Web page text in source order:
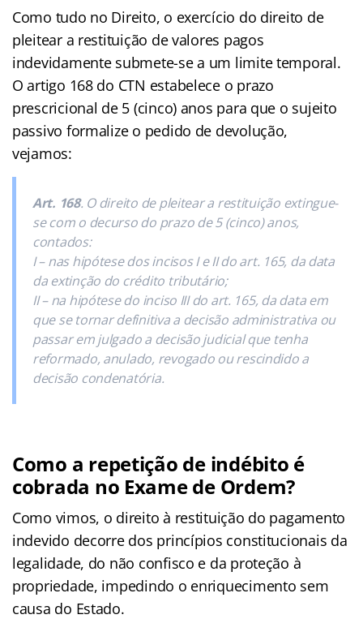
Como tudo no Direito, o exercício do direito de
pleitear a restituição de valores pagos
indevidamente submete-se a um limite temporal.
O artigo 168 do CTN estabelece o prazo
prescricional de 5 (cinco) anos para que o sujeito
passivo formalize o pedido de devolução,
vejamos:
Art. 168. O direito de pleitear a restituição extingue-
se com o decurso do prazo de 5 (cinco) anos,
contados:
I – nas hipótese dos incisos I e II do art. 165, da data
da extinção do crédito tributário;
II – na hipótese do inciso III do art. 165, da data em
que se tornar definitiva a decisão administrativa ou
passar em julgado a decisão judicial que tenha
reformado, anulado, revogado ou rescindido a
decisão condenatória.
Como a repetição de indébito é
cobrada no Exame de Ordem?
Como vimos, o direito à restituição do pagamento
indevido decorre dos princípios constitucionais da
legalidade, do não confisco e da proteção à
propriedade, impedindo o enriquecimento sem
causa do Estado.